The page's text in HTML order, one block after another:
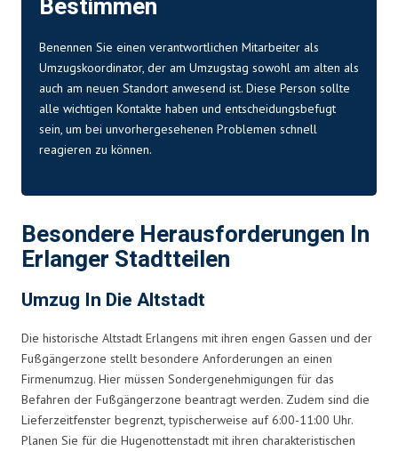
Bestimmen
Benennen Sie einen verantwortlichen Mitarbeiter als
Umzugskoordinator, der am Umzugstag sowohl am alten als
auch am neuen Standort anwesend ist. Diese Person sollte
alle wichtigen Kontakte haben und entscheidungsbefugt
sein, um bei unvorhergesehenen Problemen schnell
reagieren zu können.
Besondere Herausforderungen In
Erlanger Stadtteilen
Umzug In Die Altstadt
Die historische Altstadt Erlangens mit ihren engen Gassen und der
Fußgängerzone stellt besondere Anforderungen an einen
Firmenumzug. Hier müssen Sondergenehmigungen für das
Befahren der Fußgängerzone beantragt werden. Zudem sind die
Lieferzeitfenster begrenzt, typischerweise auf 6:00-11:00 Uhr.
Planen Sie für die Hugenottenstadt mit ihren charakteristischen